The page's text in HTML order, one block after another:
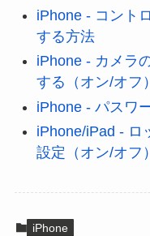
iPhone - コント
する方法
iPhone - カメラ
する（オン/オフ）
iPhone - パスワ
iPhone/iPad - ロ
設定（オン/オフ）
iPhone